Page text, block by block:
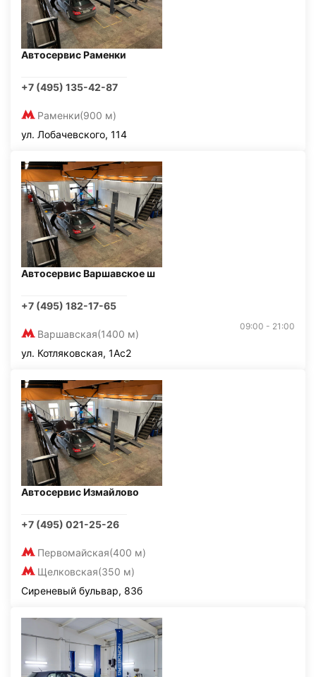
Автосервис Раменки
+7 (495) 135-42-87
Раменки(900 м)
ул. Лобачевского, 114
Автосервис Варшавское ш
+7 (495) 182-17-65
Варшавская(1400 м)
09:00 - 21:00
ул. Котляковская, 1Ас2
Автосервис Измайлово
+7 (495) 021-25-26
Первомайская(400 м)
Щелковская(350 м)
Сиреневый бульвар, 83б